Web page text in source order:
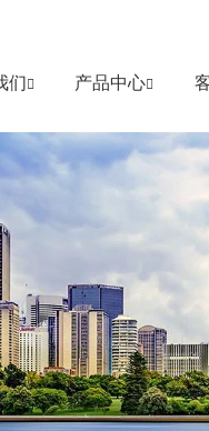
们 产品中心